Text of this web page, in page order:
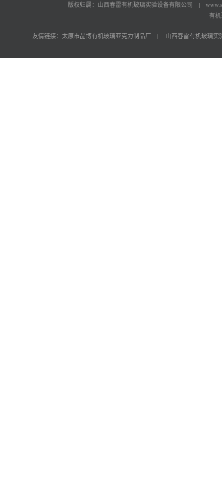
版权归属：山西春雷有机玻璃实验设备有限公司 |
有
友情链接：太原市晶博有机玻璃亚克力制品厂 | 山西春雷有机玻璃实